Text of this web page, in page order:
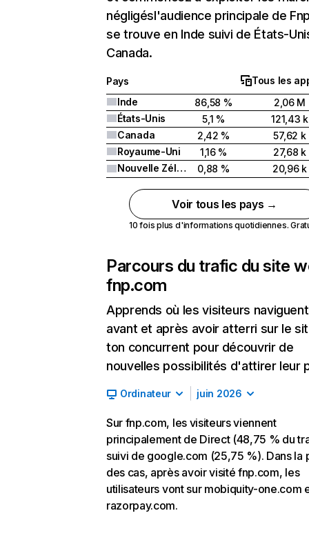
négligésl'audience principale de
se trouve en Inde suivi de États-
Canada.
Pays
Tous les
Inde
86,58 %
2,06 M
États-Unis
5,1 %
121,43 k
Canada
2,42 %
57,62 k
Royaume-Uni
1,16 %
27,68 k
Nouvelle Zélande
0,88 % 20,96 k
Voir tous les pays →
10 fois plus d'informations quotidiennes.
Parcours du trafic du site
fnp.com
Apprends où les visiteurs naviguent
avant et après avoir atterri sur le
ton concurrent pour découvrir de
nouvelles possibilités d'attirer leur
Ordinateur juin 2026
Sur fnp.com, les visiteurs viennent
principalement de Direct (48,75 % du
suivi de google.com (25,75 %). Dans la
des cas, après avoir visité fnp.com, les
utilisateurs vont sur mobiquity-one.com
razorpay.com.